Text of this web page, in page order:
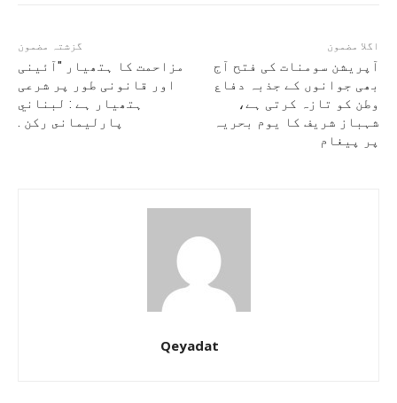
گزشتہ مضمون
مزاحمت کا ہتھیار "آئینی
اور قانونی طور پر شرعی
ہتھیار ہے : لبناني
پارلیمانى ركن .
اگلا مضمون
آپریشن سومنات کی فتح آج
بھی جوانوں کے جذبہ دفاع
وطن کو تازہ کرتی ہے،
شہباز شریف کا یوم بحریہ
پر پیغام
Qeyadat